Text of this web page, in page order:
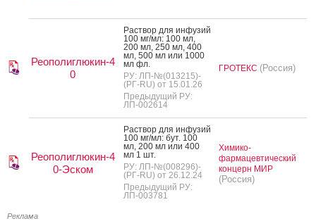
Реополиглюкин-4
0
Рас­твор для ин­фу­зий
100 мг/мл: 100 мл,
200 мл, 250 мл, 400
мл, 500 мл или 1000
мл фл.
РУ: ЛП-№(013215)-
(РГ-RU) от 15.01.26
Предыдущий РУ:
ЛП-002614
ГРОТЕКС (Россия)
Реополиглюкин-4
0-Эском
Рас­твор для ин­фу­зий
100 мг/мл: бут. 100
мл, 200 мл или 400
мл 1 шт.
РУ: ЛП-№(008296)-
(РГ-RU) от 26.12.24
Предыдущий РУ:
ЛП-003781
Химико-
фармацевтический
концерн МИР
(Россия)
Реклама